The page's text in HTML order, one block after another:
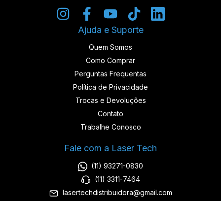
Ajuda e Suporte
Quem Somos
Como Comprar
Perguntas Frequentas
Política de Privacidade
Trocas e Devoluções
Contato
Trabalhe Conosco
Fale com a Laser Tech
(11) 93271-0830
(11) 3311-7464
lasertechdistribuidora@gmail.com